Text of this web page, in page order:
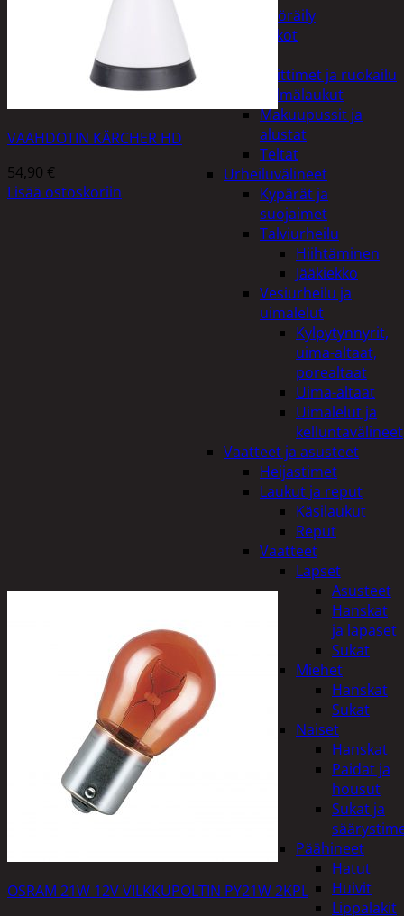
Polkupyöräily
Lukot
Keittimet ja ruokailu
Kylmälaukut
Makuupussit ja
alustat
Teltat
Urheiluvälineet
Kypärät ja
suojaimet
Talviurheilu
Hiihtäminen
Jääkiekko
Vesiurheilu ja
uimalelut
Kylpytynnyrit,
uima-altaat,
porealtaat
Uima-altaat
Uimalelut ja
kelluntavälineet
Vaatteet ja asusteet
Heijastimet
Laukut ja reput
Käsilaukut
Reput
Vaatteet
Lapset
Asusteet
Hanskat
ja lapaset
Sukat
Miehet
Hanskat
Sukat
Naiset
Hanskat
Paidat ja
housut
Sukat ja
Päähineet
Hatut
Huivit
Lippalakit
VAAHDOTIN KÄRCHER HD
54,90 €
Lisää ostoskoriin
OSRAM 21W 12V VILKKUPOLTIN PY21W 2KPL